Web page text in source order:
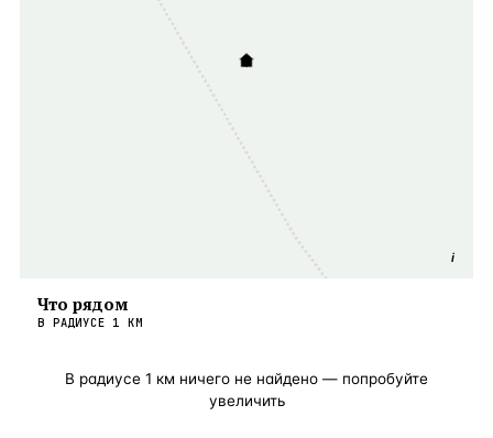
i
Что рядом
В РАДИУСЕ 1 КМ
В радиусе 1 км ничего не найдено — попробуйте
увеличить